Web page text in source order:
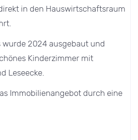
in den Hauswirtschaftsraum
wurde 2024 ausgebaut und
Kinderzimmer mit
Leseecke.
Immobilienangebot durch eine